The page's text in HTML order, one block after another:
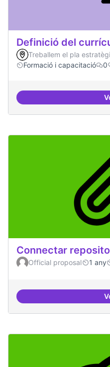
Definició del
Treballem el pla
Formació i capacitació
0
Connectar
Official proposal 1 any